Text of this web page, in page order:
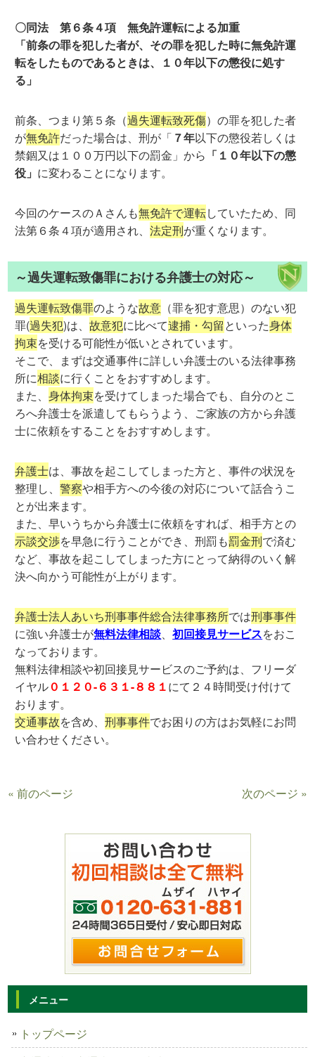
〇同法 第６条４項 無免許運転による加重
「前条の罪を犯した者が、その罪を犯した時に無免許運
転をしたものであるときは、１０年以下の懲役に処す
る」
前条、つまり第５条（過失運転致死傷）の罪を犯した者
が無免許だった場合は、刑が「 ７年以下の懲役若しくは
禁錮又は１００万円以下の罰金」から 「１０年以下の懲
役」 に変わることになります。
今回のケースのＡさんも無免許で運転していたため、同
法第６条４項が適用され、法定刑が重くなります。
～過失運転致傷罪における弁護士の対応～
過失運転致傷罪のような故意 （罪を犯す意思）のない犯
罪(過失犯)は、故意犯に比べて逮捕・勾留といった身体
拘束を受ける可能性が低いとされています。
そこで、まずは交通事件に詳しい弁護士のいる法律事務
所に相談に行くことをおすすめします。
また、身体拘束を受けてしまった場合でも、自分のとこ
ろへ弁護士を派遣してもらうよう、ご家族の方から弁護
士に依頼をすることをおすすめします。
弁護士は、事故を起こしてしまった方と、事件の状況を
整理し、警察や相手方への今後の対応について話合うこ
とが出来ます。
また、早いうちから弁護士に依頼をすれば、相手方との
示談交渉を早急に行うことができ、刑罰も罰金刑で済む
など、事故を起こしてしまった方にとって納得のいく解
決へ向かう可能性が上がります。
弁護士法人あいち刑事事件総合法律事務所では刑事事件
に強い弁護士が無料法律相談、初回接見サービスをおこ
なっております。
無料法律相談や初回接見サービスのご予約は、フリーダ
イヤル０１２０-６３１-８８１にて２４時間受け付けて
おります。
交通事故を含め、刑事事件でお困りの方はお気軽にお問
い合わせください。
« 前のページ 次のページ »
メニュー
トップページ